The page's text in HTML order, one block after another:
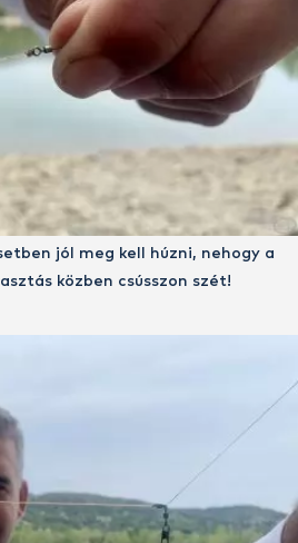
jól meg kell húzni, nehogy a
közben csússzon szét!